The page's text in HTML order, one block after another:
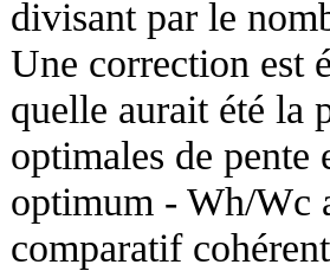
divisant par le
Une correction est
quelle aurait été la
optimales de
optimum - Wh/Wc
comparatif